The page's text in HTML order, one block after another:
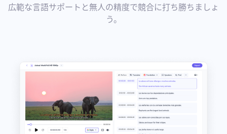
広範な言語サポートと無人の精度で競合に打ち勝ちましょ
う。